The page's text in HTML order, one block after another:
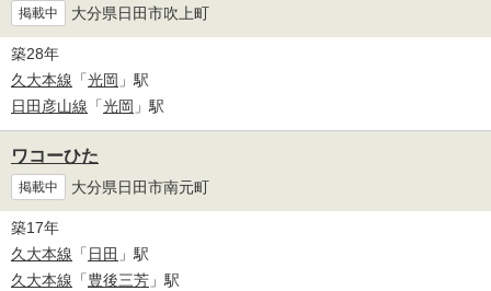
掲載中 大分県日田市吹上町
築28年
久大本線 「光岡 」駅
日田彦山線 「光岡 」駅
ワコーひた
掲載中 大分県日田市南元町
築17年
久大本線 「 日田 」駅
久大本線 「豊後三芳 」駅